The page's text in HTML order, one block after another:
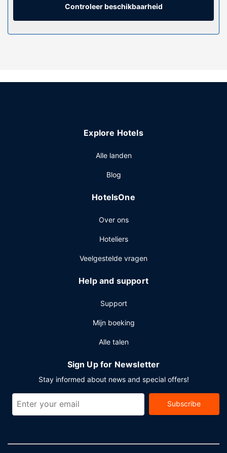
Algemene voorziening
van het uitzicht kunt genieten, maar profiteer ook van
stomerij/wasserijservice en een bagageopslagruimte. Een
tegen betaling beschikbaar en ter plaatse heb je gratis
Controleer beschikbaarheid
Explore Hotels
Alle landen
Blog
HotelsOne
Over ons
Hoteliers
Veelgestelde vragen
Help and support
Support
Mijn boeking
Alle talen
Sign Up for Newsletter
Stay informed about news and special offers!
Subscribe